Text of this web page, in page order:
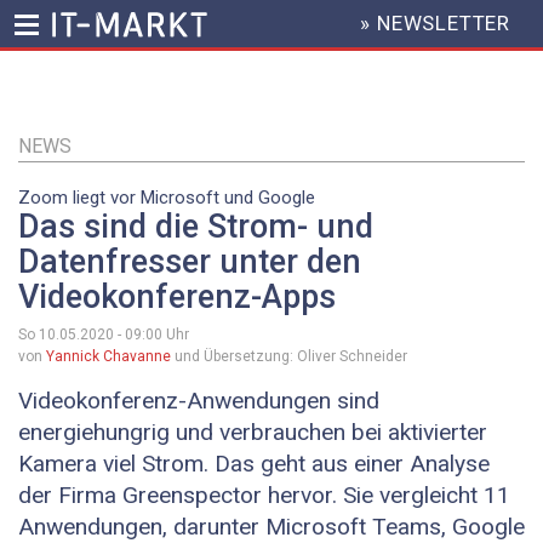
Inhalt
HEADER
MENU
» NEWSLETTER
NEWS
Zoom liegt vor Microsoft und Google
Das sind die Strom- und
Datenfresser unter den
Videokonferenz-Apps
So 10.05.2020 - 09:00 Uhr
von Yannick Chavanne und Übersetzung: Oliver Schneider
Videokonferenz-Anwendungen sind
energiehungrig und verbrauchen bei aktivierter
Kamera viel Strom. Das geht aus einer Analyse
der Firma Greenspector hervor. Sie vergleicht 11
Anwendungen, darunter Microsoft Teams, Google